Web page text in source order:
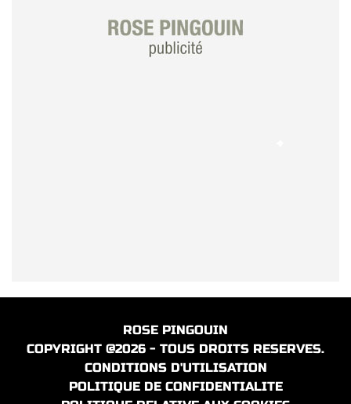
ROSE PINGOUIN
COPYRIGHT @2026 - TOUS DROITS RESERVES.
CONDITIONS D'UTILISATION
POLITIQUE DE CONFIDENTIALITE